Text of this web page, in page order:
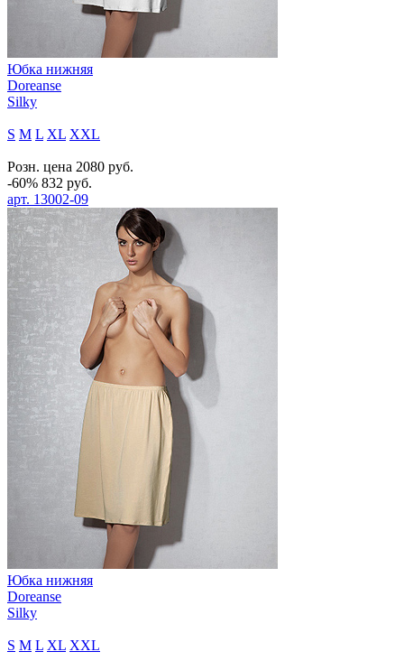
Юбка нижняя
Doreanse
Silky
S M L XL XXL
Розн. цена 2080 руб.
-60% 832 руб.
арт. 13002-09
Юбка нижняя
Doreanse
Silky
S M L XL XXL